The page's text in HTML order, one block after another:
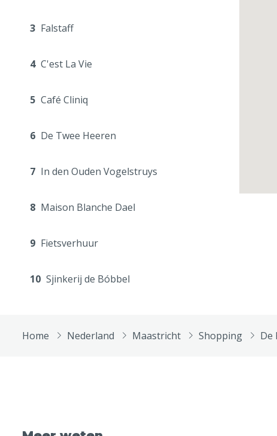
3 Falstaff
4 C'est La Vie
5 Café Cliniq
6 De Twee Heeren
7 In den Ouden Vogelstruys
8 Maison Blanche Dael
9 Fietsverhuur
10 Sjinkerij de Bóbbel
Home Nederland Maastricht Shopping De